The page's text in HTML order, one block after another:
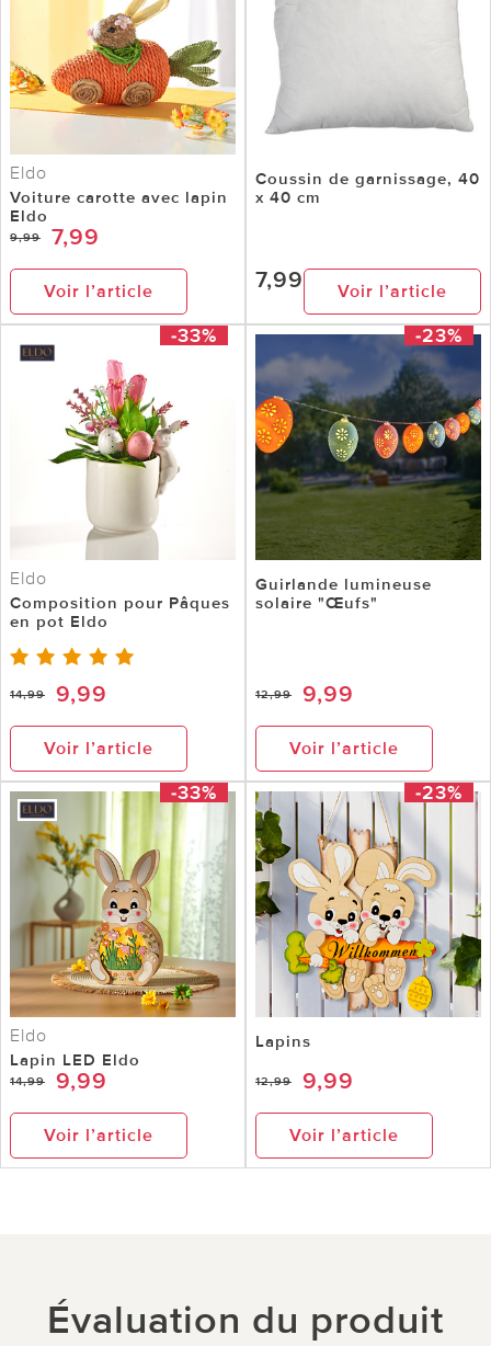
Eldo
Voiture carotte avec lapin
Eldo
9,99 7,99
Voir l’article
Coussin de garnissage, 40
x 40 cm
7,99 Voir l’article
-33%
Eldo
Composition pour Pâques
en pot Eldo
14,99 9,99
Voir l’article
-23%
Guirlande lumineuse
solaire "Œufs"
12,99 9,99
Voir l’article
-33%
Eldo
Lapin LED Eldo
14,99 9,99
Voir l’article
-23%
Lapins
12,99 9,99
Voir l’article
Évaluation du produit